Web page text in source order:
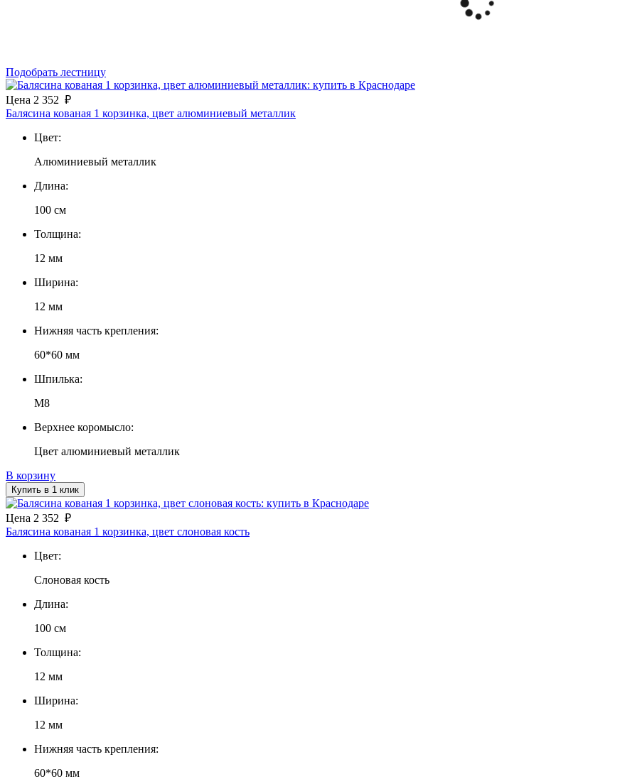
Подобрать лестницу
Цена 2 352 ₽
Балясина кованая 1 корзинка, цвет алюминиевый металлик
Цвет:
Алюминиевый металлик
Длина:
100 см
Толщина:
12 мм
Ширина:
12 мм
Нижняя часть крепления:
60*60 мм
Шпилька:
М8
Верхнее коромысло:
Цвет алюминиевый металлик
В корзину
Купить в 1 клик
Цена 2 352 ₽
Балясина кованая 1 корзинка, цвет слоновая кость
Цвет:
Слоновая кость
Длина:
100 см
Толщина:
12 мм
Ширина:
12 мм
Нижняя часть крепления:
60*60 мм